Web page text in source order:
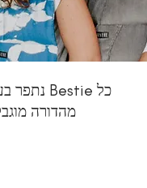
כל Bestie נתפר בעבודת יד מחומרים טבעיים עם דגש על
מהדורה